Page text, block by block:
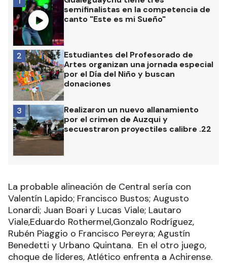
semifinalistas en la competencia de
canto "Este es mi Sueño"
Estudiantes del Profesorado de
Artes organizan una jornada especial
por el Día del Niño y buscan
donaciones
2
Realizaron un nuevo allanamiento
por el crimen de Auzqui y
secuestraron proyectiles calibre .22
3
La probable alineación de Central sería con
Valentín Lapido; Francisco Bustos; Augusto
Lonardi; Juan Boari y Lucas Viale; Lautaro
Viale,Eduardo Rothermel,Gonzalo Rodríguez,
Rubén Piaggio o Francisco Pereyra; Agustín
Benedetti y Urbano Quintana. En el otro juego,
choque de líderes, Atlético enfrenta a Achirense.